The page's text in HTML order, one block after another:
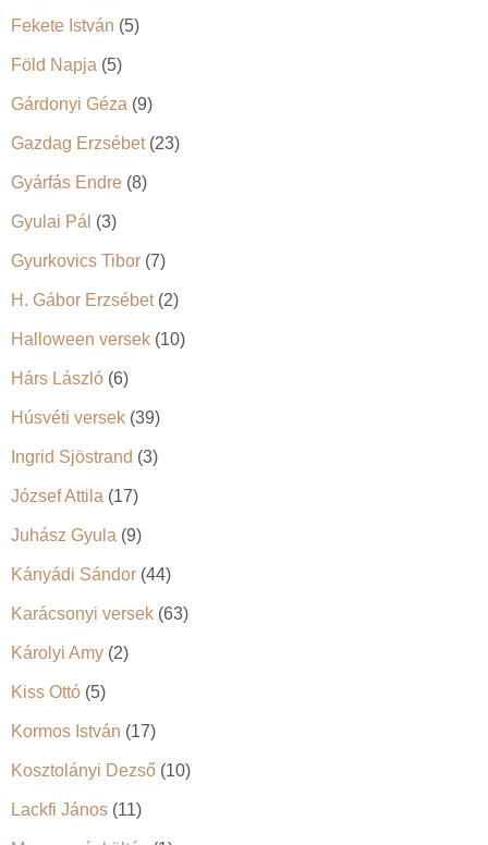
Fekete István (5)
Föld Napja (5)
Gárdonyi Géza (9)
Gazdag Erzsébet(23)
Gyárfás Endre (8)
Gyulai Pál (3)
Gyurkovics Tibor (7)
H. Gábor Erzsébet(2)
Halloween versek (10)
Hárs László (6)
Húsvéti versek (39)
Ingrid Sjöstrand (3)
József Attila (17)
Juhász Gyula (9)
Kányádi Sándor (44)
Karácsonyi versek (63)
Károlyi Amy (2)
Kiss Ottó (5)
Kormos István (17)
Kosztolányi Dezső (10)
Lackfi János (11)